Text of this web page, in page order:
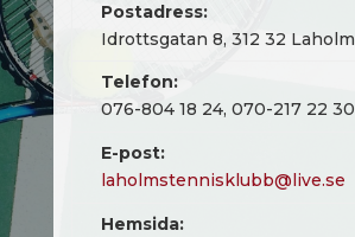
Postadress:
Idrottsgatan 8, 312 32 Laholm
Telefon:
076-804 18 24, 070-217 22 30
E-post:
laholmstennisklubb@live.se
Hemsida: